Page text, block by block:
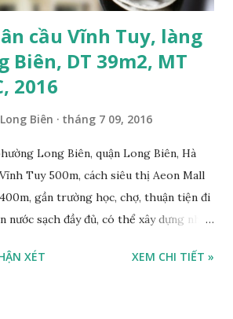
cầu Vĩnh Tuy, làng
Biên, DT 39m2, MT
2016
Biên tháng 7 09, 2016
Long Biên, quận Long Biên, Hà
Tuy 500m, cách siêu thị Aeon Mall
gần trường học, chợ, thuận tiện đi
nước sạch đầy đủ, có thể xây dựng nhà
thổ cư, hướng Đông Nam, diện tích
XÉT XEM CHI TIẾT »